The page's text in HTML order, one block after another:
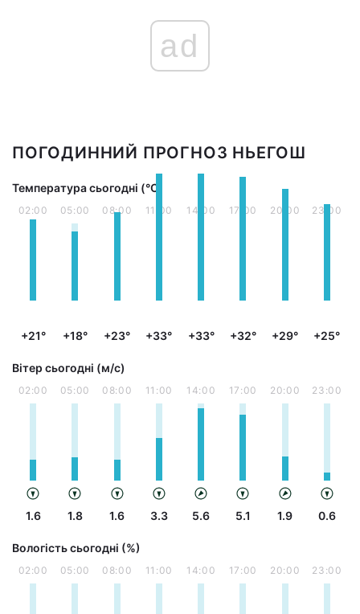
ad
ПОГОДИННИЙ ПРОГНОЗ НЬЕГОШ
Температура сьогодні (°С)
02:00
+21°
05:00
+18°
08:00
+23°
11:00
+33°
14:00
+33°
17:00
+32°
20:00
+29°
23:00
+25°
Вітер сьогодні (м/с)
02:00
1.6
05:00
1.8
08:00
1.6
11:00
3.3
14:00
5.6
17:00
5.1
20:00
1.9
23:00
0.6
Вологість сьогодні (%)
02:00 05:00 08:00 11:00 14:00 17:00 20:00 23:00